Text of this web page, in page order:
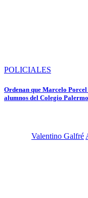
POLICIALES
Ordenan que Marcelo
alumnos del Colegio
Valentino Galfré